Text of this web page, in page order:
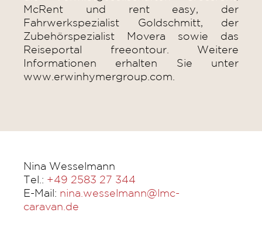
McRent und rent easy, der
Fahrwerkspezialist Goldschmitt, der
Zubehörspezialist Movera sowie das
Reiseportal freeontour. Weitere
Informationen erhalten Sie unter
www.erwinhymergroup.com.
Nina Wesselmann
Tel.: +49 2583 27 344
E-Mail: nina.wesselmann@lmc-
caravan.de